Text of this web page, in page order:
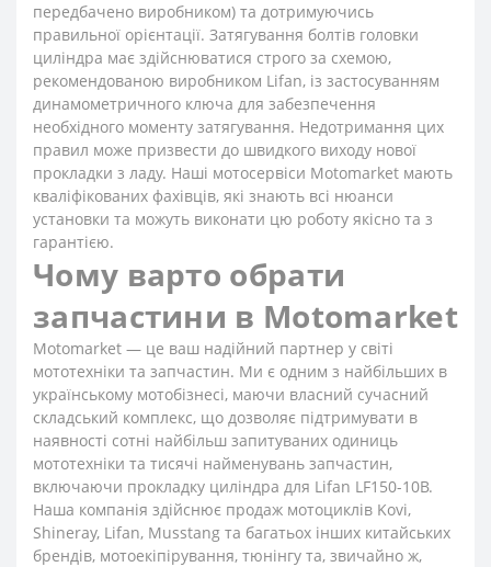
передбачено виробником) та дотримуючись
правильної орієнтації. Затягування болтів головки
циліндра має здійснюватися строго за схемою,
рекомендованою виробником Lifan, із застосуванням
динамометричного ключа для забезпечення
необхідного моменту затягування. Недотримання цих
правил може призвести до швидкого виходу нової
прокладки з ладу. Наші мотосервіси Motomarket мають
кваліфікованих фахівців, які знають всі нюанси
установки та можуть виконати цю роботу якісно та з
гарантією.
Чому варто обрати
запчастини в Motomarket
Motomarket — це ваш надійний партнер у світі
мототехніки та запчастин. Ми є одним з найбільших в
українському мотобізнесі, маючи власний сучасний
складський комплекс, що дозволяє підтримувати в
наявності сотні найбільш запитуваних одиниць
мототехніки та тисячі найменувань запчастин,
включаючи прокладку циліндра для Lifan LF150-10B.
Наша компанія здійснює продаж мотоциклів Kovi,
Shineray, Lifan, Musstang та багатьох інших китайських
брендів, мотоекіпірування, тюнінгу та, звичайно ж,